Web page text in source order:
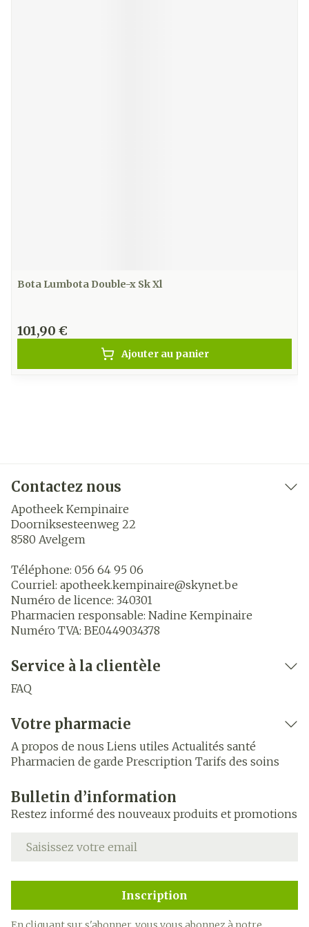
Bota Lumbota Double-x Sk Xl
101,90 €
Ajouter au panier
Contactez nous
Apotheek Kempinaire
Doorniksesteenweg 22
8580 Avelgem
Téléphone: 056 64 95 06
Courriel: apotheek.kempinaire@skynet.be
Numéro de licence: 340301
Pharmacien responsable: Nadine Kempinaire
Numéro TVA: BE0449034378
Service à la clientèle
FAQ
Votre pharmacie
A propos de nous Liens utiles Actualités santé
Pharmacien de garde Prescription Tarifs des soins
Bulletin d’information
Restez informé des nouveaux produits et promotions
Adresse mail
Inscription